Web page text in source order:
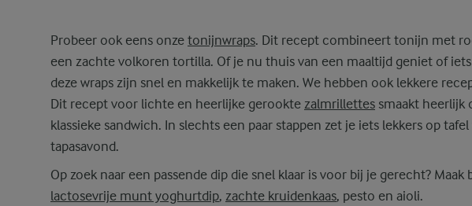
Probeer ook eens onze tonijnwraps. Dit recept combineert tonijn met
een zachte volkoren tortilla. Of je nu thuis van een maaltijd geniet of
deze wraps zijn snel en makkelijk te maken. We hebben ook lekkere
Dit recept voor lichte en heerlijke gerookte zalmrillettes smaakt heerlijk
klassieke sandwich. In slechts een paar stappen zet je iets lekkers op
tapasavond.
Op zoek naar een passende dip die snel klaar is voor bij je gerecht?
lactosevrije munt yoghurtdip, zachte kruidenkaas, pesto en aioli.